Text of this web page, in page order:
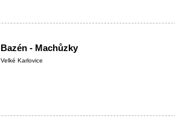
Bazén - Machůzky
Velké Karlovice